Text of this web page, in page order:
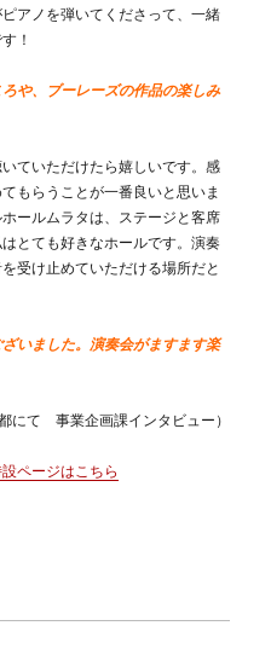
アノを弾いてくださって、一緒
！
や、ブーレーズの作品の楽しみ
ていただけたら嬉しいです。感
もらうことが一番良いと思いま
ールムラタは、ステージと客席
とても好きなホールです。演奏
受け止めていただける場所だと
いました。演奏会がますます楽
都にて 事業企画課インタビュー）
ページはこちら